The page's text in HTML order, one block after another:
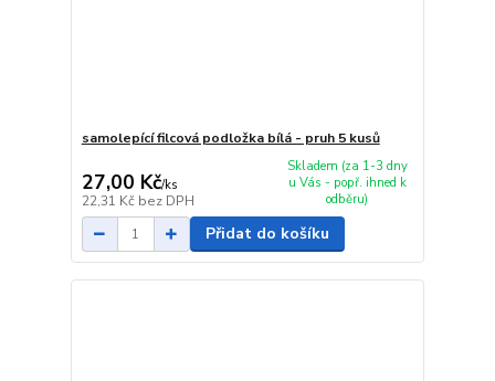
samolepící filcová podložka bílá - pruh 5 kusů
27,00 Kč/ks
22,31 Kč bez DPH
Skladem (za 1-3 dny
u Vás - popř. ihned k
odběru)
Přidat do košíku